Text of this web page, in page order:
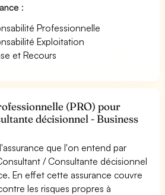
:
Professionnelle
Exploitation
et Recours
(PRO) pour
décisionnel - Business
que l'on entend par
/ Consultante décisionnel
En effet cette assurance couvre
les risques propres à